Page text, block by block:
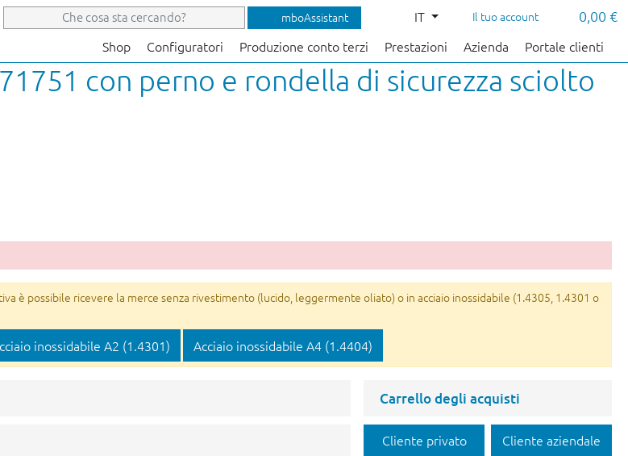
mboAssistant IT Il tuo account 0,00 €
Shop Configuratori Produzione conto terzi Prestazioni Azienda Portale clienti
con perno e rondella di sicurezza sciolto
è possibile ricevere la merce senza rivestimento (lucido, leggermente oliato) o in acciaio inossidabile (1.4305, 1.4301 o
inossidabile A2 (1.4301) Acciaio inossidabile A4 (1.4404)
Carrello degli acquisti
Cliente privato
Cliente aziendale